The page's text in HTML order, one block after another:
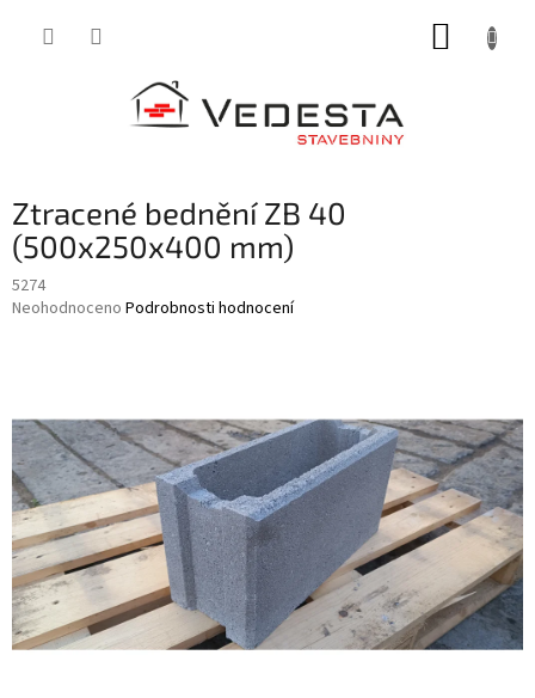
Ztracené bednění ZB 40
(500x250x400 mm)
5274
Průměrné
z
5
hvězdiček.
Neohodnoceno Podrobnosti hodnocení